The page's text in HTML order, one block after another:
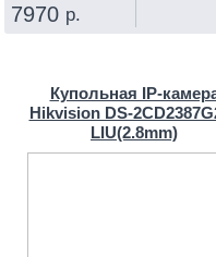
7970 р.
Купольная
Hikvision DS-
LIU(2.8mm)